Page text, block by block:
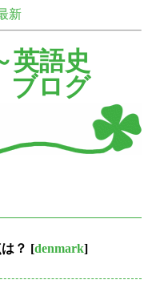
新
英語史
ブログ
？ [denmark]